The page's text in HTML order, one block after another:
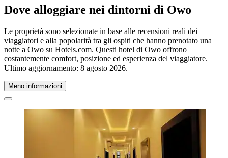
Dove alloggiare nei dintorni di Owo
Le proprietà sono selezionate in base alle recensioni reali dei
viaggiatori e alla popolarità tra gli ospiti che hanno prenotato una
notte a Owo su Hotels.com. Questi hotel di Owo offrono
costantemente comfort, posizione ed esperienza del viaggiatore.
Ultimo aggiornamento: 8 agosto 2026.
Meno informazioni